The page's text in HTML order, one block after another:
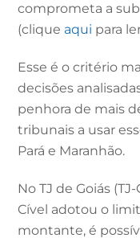
comprometa a
(clique aqui para
Esse é o critério
decisões
penhora de mais
tribunais a usar
Pará e Maranhão.
No TJ de Goiás
Cível adotou o
montante, é